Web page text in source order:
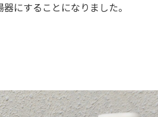
にすることになりました。